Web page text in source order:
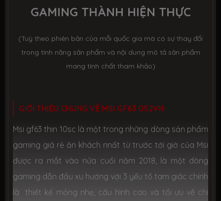
51WHrs Li-ion Battery
Trọng
lượng
1.86 kg
359 x 254 x 21.7 mm (Dài x Rộng x Dày)
Hệ điều
hành
Windows 10 bản quyền
Màu đen (Black)
Bảo hành 12 tháng chính hãng tại TTBH MSI
GAMING THÀNH HIỆN THỰC
(Tuỳ theo phiên bản của mỗi quốc gia mà có sự thay đổi
trong tính năng sản phẩm và nội dung mô tả sản phẩm
mang tính chất tham khảo)
GIỚI THIỆU CHUNG VỀ MSI GF63 052VN
Msi gf63 thin 10sc là một trong những dòng sản phẩm
gaming giá rẻ ăn khách nnất từ trước tới giờ của Msi
được ra mắt vào nửa cuối năm 2018, là một dòng
gaming dẫn đầu xu hướng với 3 yếu tố tam giác chính
là thiết kế mỏng nhẹ, cấu hình cao và tối ưu về chi